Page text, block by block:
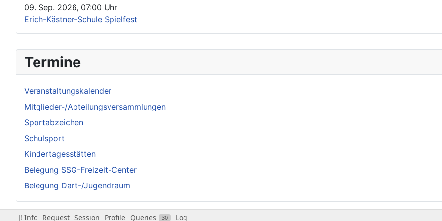
Termine
Veranstaltungskalender
Mitglieder-/Abteilungsversammlungen
Sportabzeichen
Schulsport
Kindertagesstätten
Belegung SSG-Freizeit-Center
Belegung Dart-/Jugendraum
09. Sep. 2026, 07:00 Uhr
Erich-Kästner-Schule Spielfest
J! Info Request Session Profile Queries 30 Log